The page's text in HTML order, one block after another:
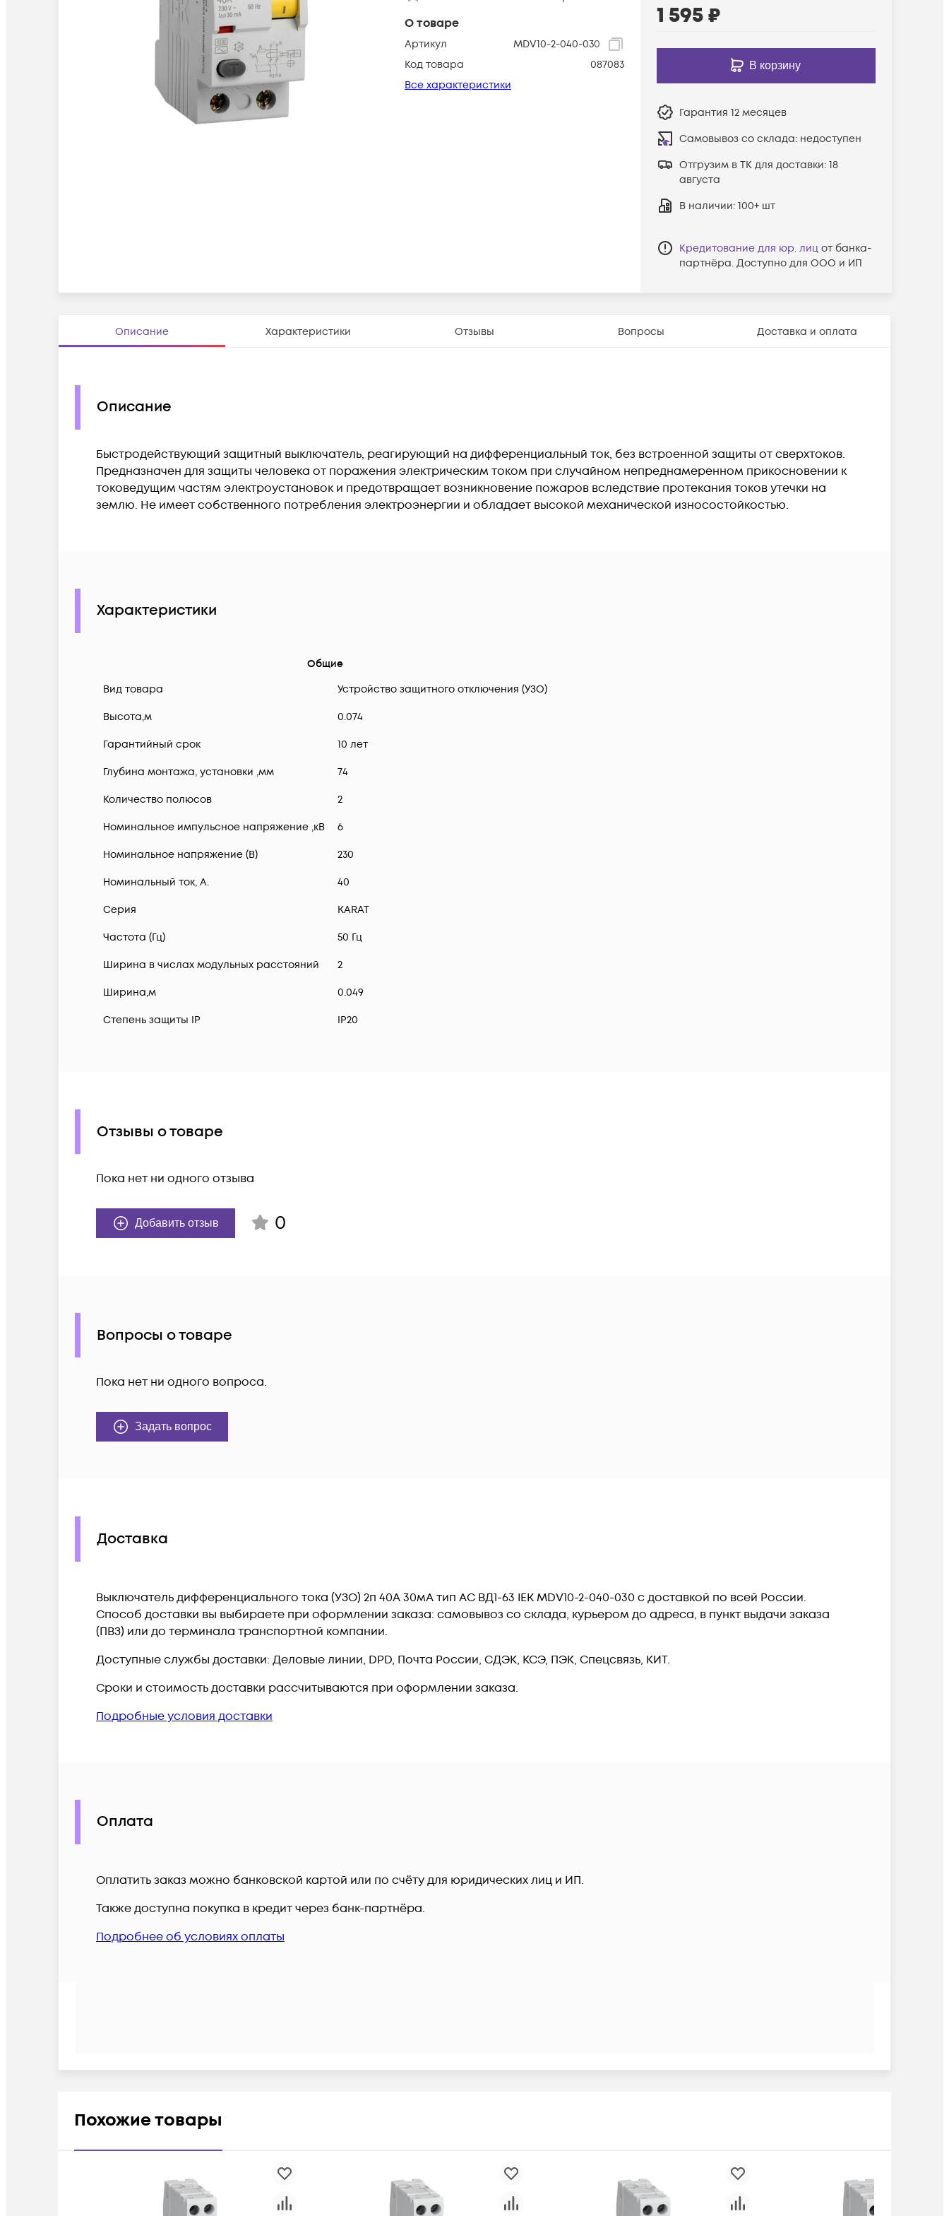
О товаре
Артикул
MDV10-2-040-030
Код товара
087083
Все характеристики
1 595₽
В корзину
Гарантия 12 месяцев
Самовывоз со склада: недоступен
Отгрузим в ТК для доставки: 18
августа
В наличии: 100+ шт
Кредитование для юр. лиц от банка-
партнёра. Доступно для ООО и ИП
Описание Характеристики Отзывы Вопросы Доставка и оплата
Описание
Быстродействующий защитный выключатель, реагирующий на дифференциальный ток, без встроенной защиты от сверхтоков.
Предназначен для защиты человека от поражения электрическим током при случайном непреднамеренном прикосновении к
токоведущим частям электроустановок и предотвращает возникновение пожаров вследствие протекания токов утечки на
землю. Не имеет собственного потребления электроэнергии и обладает высокой механической износостойкостью.
Характеристики
Общие
Вид товара
Устройство защитного отключения (УЗО)
Высота,м 0.074
Гарантийный срок 10 лет
Глубина монтажа, установки ,мм 74
Количество полюсов 2
Номинальное импульсное напряжение ,кВ 6
Номинальное напряжение (В) 230
Номинальный ток, А. 40
Серия KARAT
Частота (Гц) 50 Гц
Ширина в числах модульных расстояний 2
Ширина,м 0.049
Степень защиты IP IP20
Отзывы о товаре
Пока нет ни одного отзыва
Добавить отзыв 0
Вопросы о товаре
Пока нет ни одного вопроса.
Задать вопрос
Доставка
Выключатель дифференциального тока (УЗО) 2п 40А 30мА тип AC ВД1-63 IEK MDV10-2-040-030 c доставкой по всей России.
Способ доставки вы выбираете при оформлении заказа: самовывоз со склада, курьером до адреса, в пункт выдачи заказа
(ПВЗ) или до терминала транспортной компании.
Доступные службы доставки: Деловые линии, DPD, Почта России, СДЭК, КСЭ, ПЭК, Спецсвязь, КИТ.
Сроки и стоимость доставки рассчитываются при оформлении заказа.
Подробные условия доставки
Оплата
Оплатить заказ можно банковской картой или по счёту для юридических лиц и ИП.
Также доступна покупка в кредит через банк-партнёра.
Подробнее об условиях оплаты
Похожие товары